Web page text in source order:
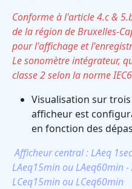
Conforme à l'article 4.c &
de la région de Bruxelles-
pour l'affichage et
Le sonomètre intégrateur,
classe 2 selon la norme
Visualisation sur
afficheur est
en fonction des
Afficheur central : LAeq
LAeq15min ou LAeq60min
LCeq15min ou LCeq60min